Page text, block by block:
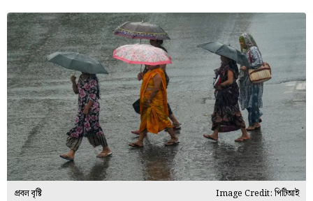
প্রবল বৃষ্টি Image Credit: পিটিআই